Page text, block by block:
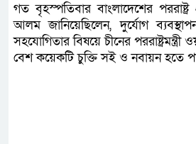
গত বৃহস্পতিবার বাংলাদেশের পররাষ্ট্র
আলম জানিয়েছিলেন, দুর্যোগ
সহযোগিতার বিষয়ে চীনের
বেশ কয়েকটি চুক্তি সই ও নবায়ন হতে